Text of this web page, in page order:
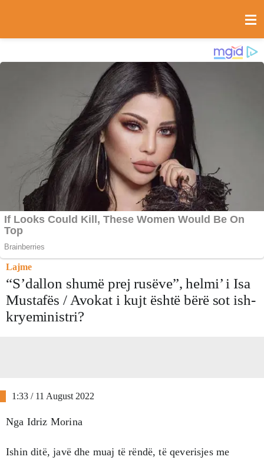
Lajme
“S’dallon shumë prej rusëve”, helmi’ i Isa
Mustafës / Avokat i kujt është bërë sot ish-
kryeministri?
1:33 / 11 August 2022
Nga Idriz Morina
Ishin ditë, javë dhe muaj të rëndë, të qeverisjes me